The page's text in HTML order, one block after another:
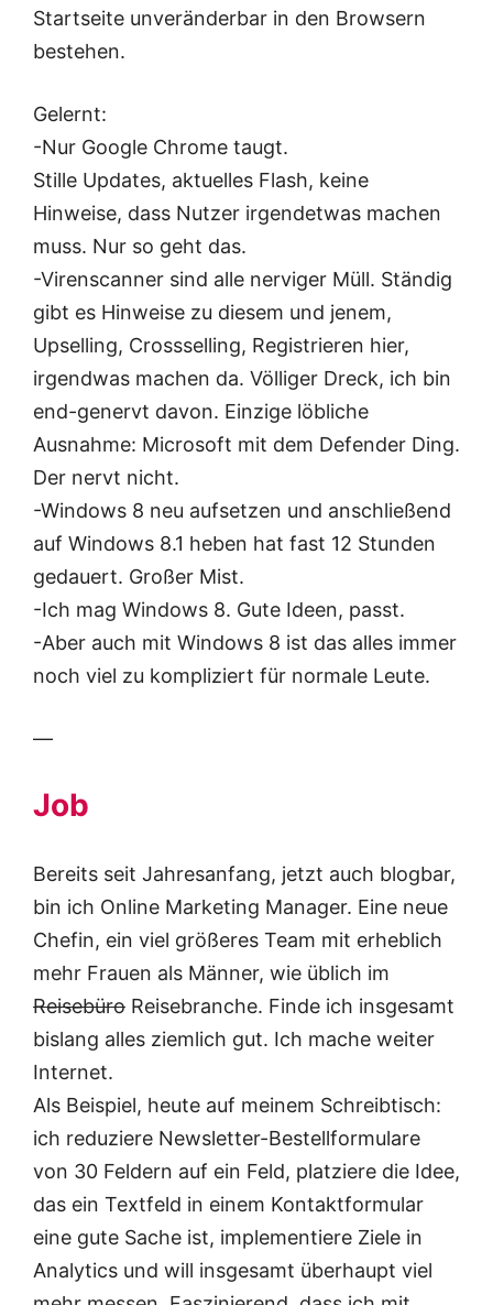
Startseite unveränderbar in den Browsern
bestehen.
Gelernt:
-Nur Google Chrome taugt.
Stille Updates, aktuelles Flash, keine
Hinweise, dass Nutzer irgendetwas machen
muss. Nur so geht das.
-Virenscanner sind alle nerviger Müll. Ständig
gibt es Hinweise zu diesem und jenem,
Upselling, Crossselling, Registrieren hier,
irgendwas machen da. Völliger Dreck, ich bin
end-genervt davon. Einzige löbliche
Ausnahme: Microsoft mit dem Defender Ding.
Der nervt nicht.
-Windows 8 neu aufsetzen und anschließend
auf Windows 8.1 heben hat fast 12 Stunden
gedauert. Großer Mist.
-Ich mag Windows 8. Gute Ideen, passt.
-Aber auch mit Windows 8 ist das alles immer
noch viel zu kompliziert für normale Leute.
—
Job
Bereits seit Jahresanfang, jetzt auch blogbar,
bin ich Online Marketing Manager. Eine neue
Chefin, ein viel größeres Team mit erheblich
mehr Frauen als Männer, wie üblich im
Reisebüro Reisebranche. Finde ich insgesamt
bislang alles ziemlich gut. Ich mache weiter
Internet.
Als Beispiel, heute auf meinem Schreibtisch:
ich reduziere Newsletter-Bestellformulare
von 30 Feldern auf ein Feld, platziere die Idee,
das ein Textfeld in einem Kontaktformular
eine gute Sache ist, implementiere Ziele in
Analytics und will insgesamt überhaupt viel